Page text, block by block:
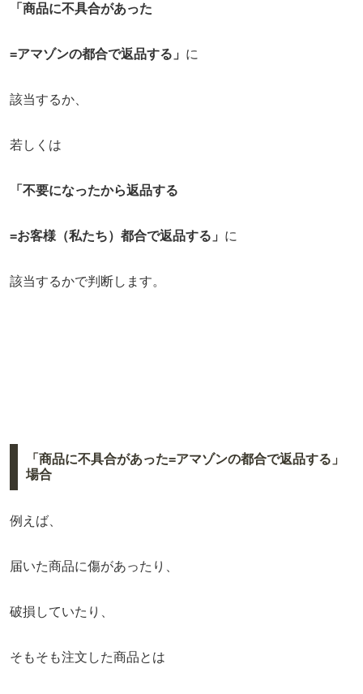
「商品に不具合があった
=アマゾンの都合で返品する」 に
該当するか、
若しくは
「不要になったから返品する
=お客様（私たち）都合で返品する」 に
該当するかで判断します。
「商品に不具合があった=アマゾンの都合で返品する」
場合
例えば、
届いた商品に傷があったり、
破損していたり、
そもそも注文した商品とは